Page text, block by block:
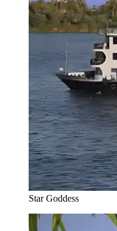
Star Goddess